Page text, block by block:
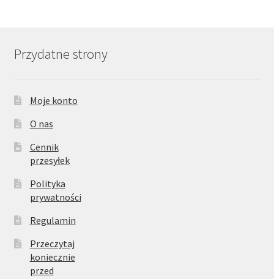
Przydatne strony
Moje konto
O nas
Cennik
przesyłek
Polityka
prywatności
Regulamin
Przeczytaj
koniecznie
przed